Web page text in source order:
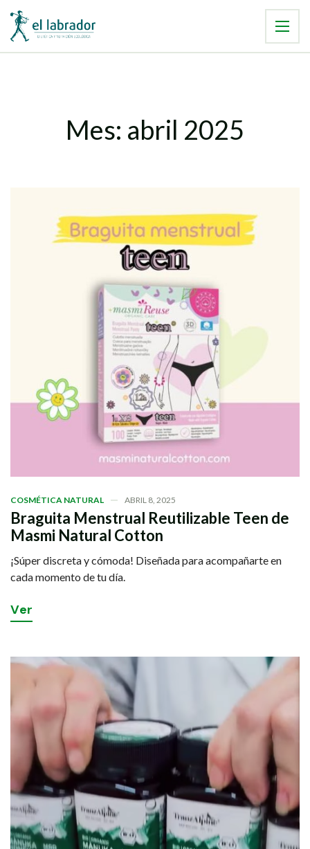
Mes: abril 2025
COSMÉTICA NATURAL ABRIL 8, 2025
Braguita Menstrual Reutilizable Teen de
Masmi Natural Cotton
¡Súper discreta y cómoda! Diseñada para acompañarte en
cada momento de tu día.
Ver